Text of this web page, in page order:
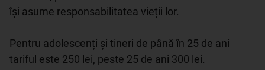
își asume responsabilitatea vieții lor.
Pentru adolescenți și tineri de până în 25 de ani
tariful este 250 lei, peste 25 de ani 300 lei.